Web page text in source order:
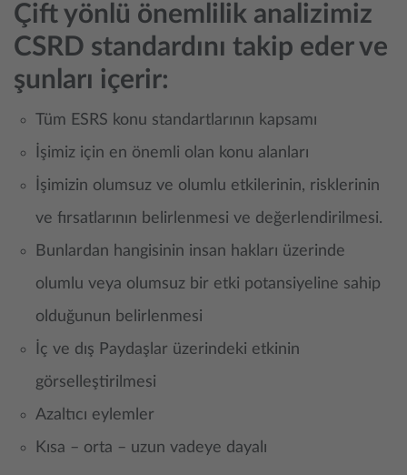
Çift yönlü önemlilik analizimiz
CSRD standardını takip eder ve
şunları içerir:
Tüm ESRS konu standartlarının kapsamı
İşimiz için en önemli olan konu alanları
İşimizin olumsuz ve olumlu etkilerinin, risklerinin
ve fırsatlarının belirlenmesi ve değerlendirilmesi.
Bunlardan hangisinin insan hakları üzerinde
olumlu veya olumsuz bir etki potansiyeline sahip
olduğunun belirlenmesi
İç ve dış Paydaşlar üzerindeki etkinin
görselleştirilmesi
Azaltıcı eylemler
Kısa – orta – uzun vadeye dayalı